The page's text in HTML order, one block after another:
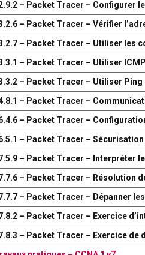
– Packet Tracer – Configurer
– Packet Tracer – Vérifier
– Packet Tracer – Utiliser les
– Packet Tracer – Utiliser
– Packet Tracer – Utiliser
– Packet Tracer –
– Packet Tracer –
– Packet Tracer –
– Packet Tracer – Interpréter
– Packet Tracer – Résolution
– Packet Tracer – Dépanner
– Packet Tracer – Exercice
– Packet Tracer – Exercice de